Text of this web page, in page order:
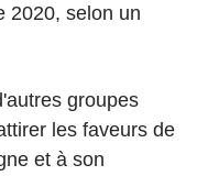
2020, selon un
groupes
les faveurs de
et à son